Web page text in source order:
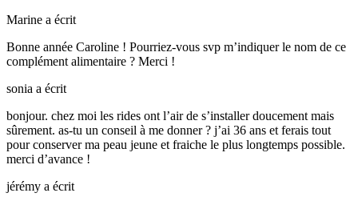
Marine a écrit
Bonne année Caroline ! Pourriez-vous svp m’indiquer le nom de ce
complément alimentaire ? Merci !
sonia a écrit
bonjour. chez moi les rides ont l’air de s’installer doucement mais
sûrement. as-tu un conseil à me donner ? j’ai 36 ans et ferais tout
pour conserver ma peau jeune et fraiche le plus longtemps possible.
merci d’avance !
jérémy a écrit